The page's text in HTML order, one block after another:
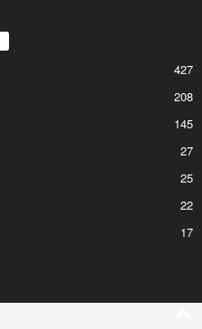
427
208
145
27
25
22
17